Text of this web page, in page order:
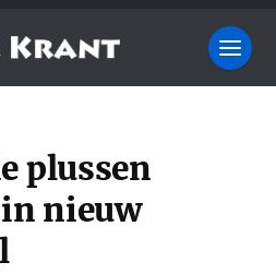
plussen
nieuw